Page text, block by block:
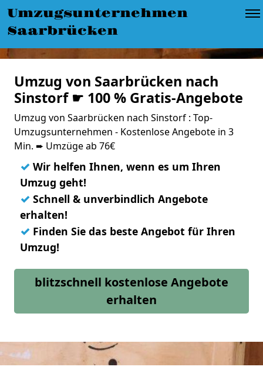
Umzugsunternehmen
Saarbrücken
Umzug von Saarbrücken nach
Sinstorf ☛ 100 % Gratis-Angebote
Umzug von Saarbrücken nach Sinstorf : Top-
Umzugsunternehmen - Kostenlose Angebote in 3
Min. ➨ Umzüge ab 76€
✓ Wir helfen Ihnen, wenn es um Ihren
Umzug geht!
✓ Schnell & unverbindlich Angebote
erhalten!
✓ Finden Sie das beste Angebot für Ihren
Umzug!
blitzschnell kostenlose Angebote
erhalten